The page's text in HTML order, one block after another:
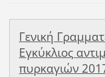
Γενική
Εγκύκλιος
πυρκαγιών